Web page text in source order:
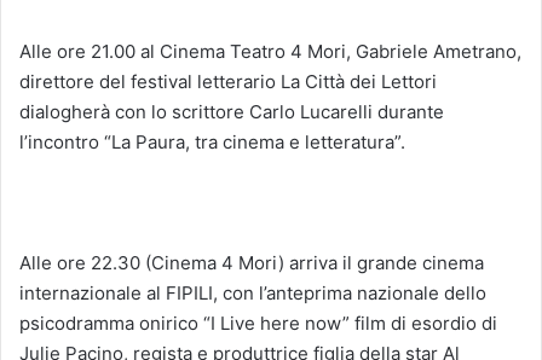
Alle ore 21.00 al Cinema Teatro 4 Mori, Gabriele Ametrano,
direttore del festival letterario La Città dei Lettori
dialogherà con lo scrittore Carlo Lucarelli durante
l’incontro “La Paura, tra cinema e letteratura”.
Alle ore 22.30 (Cinema 4 Mori) arriva il grande cinema
internazionale al FIPILI, con l’anteprima nazionale dello
psicodramma onirico “I Live here now” film di esordio di
Julie Pacino, regista e produttrice figlia della star Al